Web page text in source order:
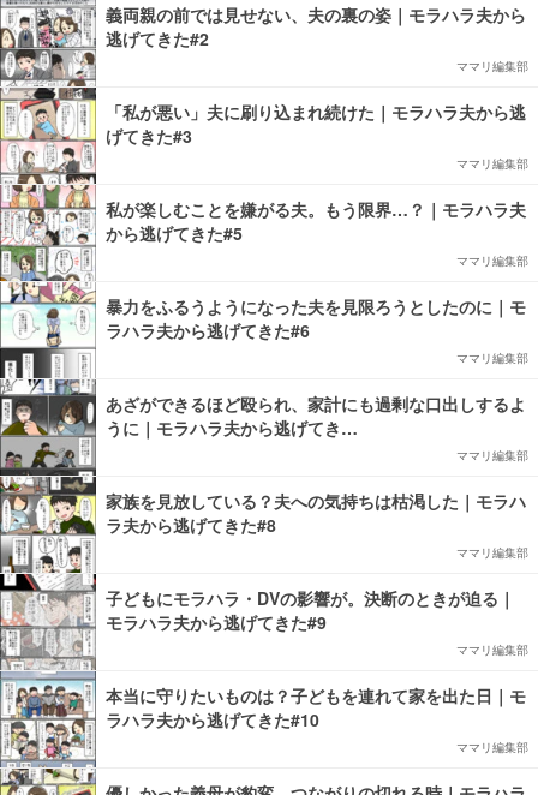
義両親の前では見せない、夫の裏の姿｜モラハラ夫から
逃げてきた#2
ママリ編集部
「私が悪い」夫に刷り込まれ続けた｜モラハラ夫から逃
げてきた#3
ママリ編集部
私が楽しむことを嫌がる夫。もう限界…？｜モラハラ夫
から逃げてきた#5
ママリ編集部
暴力をふるうようになった夫を見限ろうとしたのに｜モ
ラハラ夫から逃げてきた#6
ママリ編集部
あざができるほど殴られ、家計にも過剰な口出しするよ
うに｜モラハラ夫から逃げてき…
ママリ編集部
家族を見放している？夫への気持ちは枯渇した｜モラハ
ラ夫から逃げてきた#8
ママリ編集部
子どもにモラハラ・DVの影響が。決断のときが迫る｜
モラハラ夫から逃げてきた#9
ママリ編集部
本当に守りたいものは？子どもを連れて家を出た日｜モ
ラハラ夫から逃げてきた#10
ママリ編集部